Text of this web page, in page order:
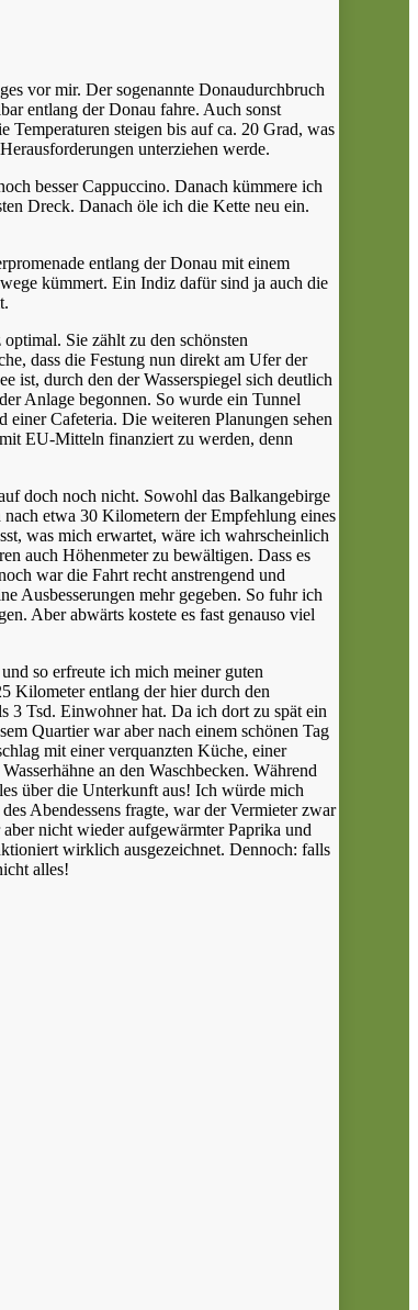
vor mir. Der sogenannte Donaudurchbruch
entlang der Donau fahre. Auch sonst
steigen bis auf ca. 20 Grad, was
unterziehen werde.
besser Cappuccino. Danach kümmere ich
Dreck. Danach öle ich die Kette neu ein.
entlang der Donau mit einem
kümmert. Ein Indiz dafür sind ja auch die
Sie zählt zu den schönsten
dass die Festung nun direkt am Ufer der
ist, durch den der Wasserspiegel sich deutlich
Anlage begonnen. So wurde ein Tunnel
Cafeteria. Die weiteren Planungen sehen
EU-Mitteln finanziert zu werden, denn
doch noch nicht. Sowohl das Balkangebirge
etwa 30 Kilometern der Empfehlung eines
was mich erwartet, wäre ich wahrscheinlich
auch Höhenmeter zu bewältigen. Dass es
war die Fahrt recht anstrengend und
Ausbesserungen mehr gegeben. So fuhr ich
Aber abwärts kostete es fast genauso viel
so erfreute ich mich meiner guten
Kilometer entlang der hier durch den
3 Tsd. Einwohner hat. Da ich dort zu spät ein
Quartier war aber nach einem schönen Tag
mit einer verquanzten Küche, einer
an den Waschbecken. Während
über die Unterkunft aus! Ich würde mich
Abendessens fragte, war der Vermieter zwar
nicht wieder aufgewärmter Paprika und
wirklich ausgezeichnet. Dennoch: falls
alles!